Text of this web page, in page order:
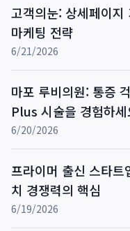
고객의눈: 상세페이지
마케팅 전략
6/21/2026
마포 루비의원: 통증
Plus 시술을 경험하세
6/20/2026
프라이머 출신 스타
치 경쟁력의 핵심
6/19/2026